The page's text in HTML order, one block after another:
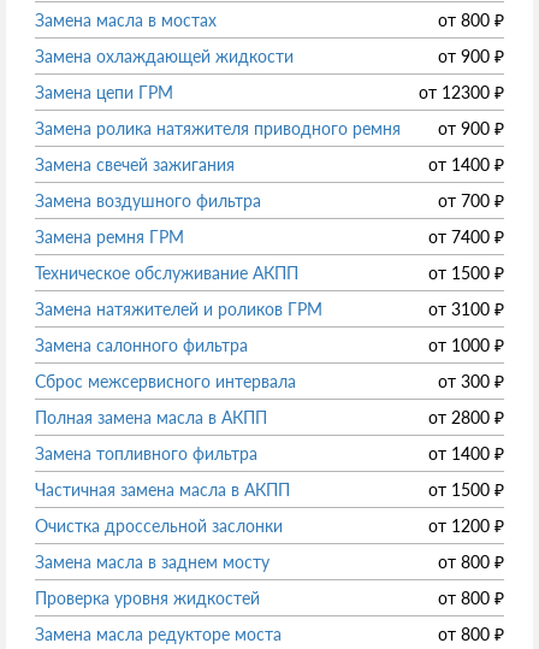
Замена масла в мостах
от 800 ₽
Замена охлаждающей жидкости
от 900 ₽
Замена цепи ГРМ
от 12300 ₽
Замена ролика натяжителя приводного ремня
от 900 ₽
Замена свечей зажигания
от 1400 ₽
Замена воздушного фильтра
от 700 ₽
Замена ремня ГРМ
от 7400 ₽
Техническое обслуживание АКПП
от 1500 ₽
Замена натяжителей и роликов ГРМ
от 3100 ₽
Замена салонного фильтра
от 1000 ₽
Сброс межсервисного интервала
от 300 ₽
Полная замена масла в АКПП
от 2800 ₽
Замена топливного фильтра
от 1400 ₽
Частичная замена масла в АКПП
от 1500 ₽
Очистка дроссельной заслонки
от 1200 ₽
Замена масла в заднем мосту
от 800 ₽
Проверка уровня жидкостей
от 800 ₽
Замена масла редукторе моста
от 800 ₽